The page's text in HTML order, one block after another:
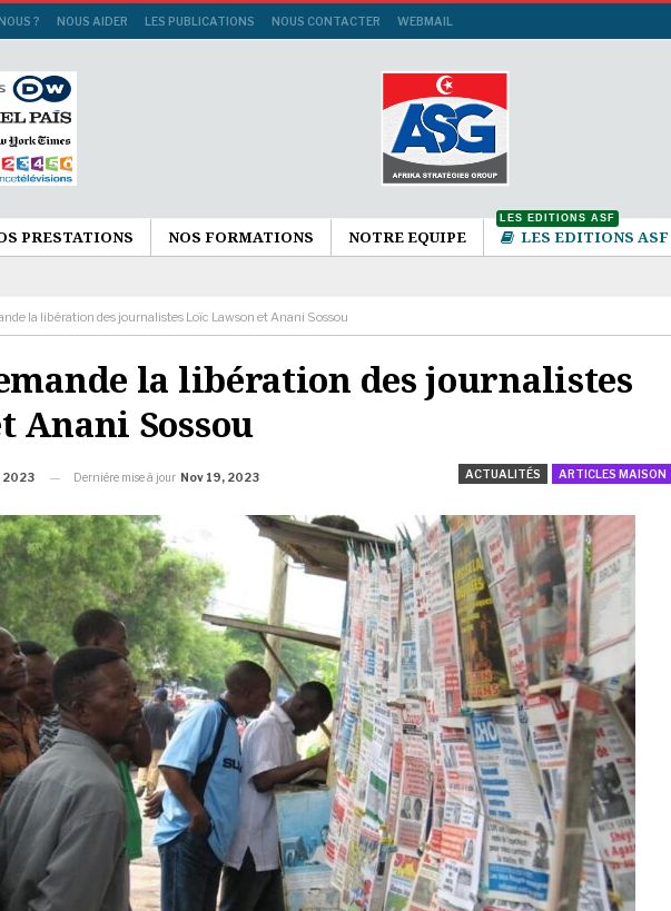
? NOUS AIDER LES PUBLICATIONS NOUS CONTACTER WEBMAIL
PRESTATIONS NOS FORMATIONS NOTRE EQUIPE LES EDITIONS ASF
LES EDITIONS ASF
la libération des journalistes Loïc Lawson et Anani Sossou
la libération des journalistes
Anani Sossou
ACTUALITÉS ARTICLES MAISON
2023 Dernière mise à jour Nov 19, 2023